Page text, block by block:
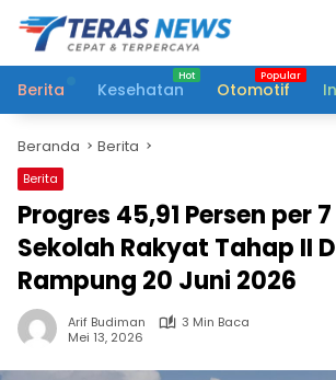
Langsung
konten
Berita
Kesehatan Otomotif
Beranda Berita
Berita
Progres 45,91 Persen per
Sekolah Rakyat Tahap II
Rampung 20 Juni 2026
Arif Budiman
3 Min Baca
Mei 13, 2026